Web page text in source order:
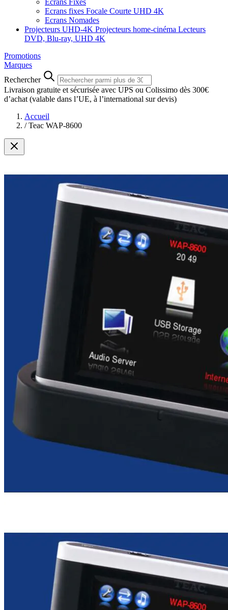
Ecrans Fixes
Ecrans fixes Focale Courte UHD 4K
Ecrans Nomades
Projecteurs UHD-4K Projecteurs home-cinéma Lecteurs
DVD, Blu-ray, UHD 4K
Promotions
Marques
Rechercher
Livraison gratuite et sécurisée avec UPS ou Colissimo dès 300€
d’achat (valable dans l’UE, à l’international sur devis)
Accueil
/ Teac WAP-8600